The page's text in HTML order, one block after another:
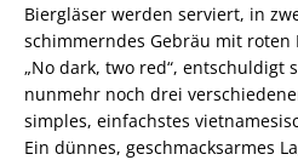
Biergläser werden serviert, in
schimmerndes Gebräu mit roten
„No dark, two red“, entschuldigt
nunmehr noch drei
simples, einfachstes
Ein dünnes, geschmacksarmes